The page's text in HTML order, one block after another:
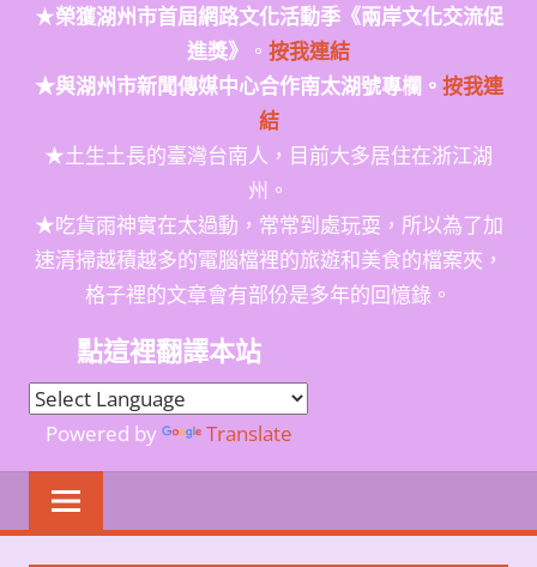
★榮獲湖州市首屆網路文化活動季《兩岸文化交流促
進獎》
。 按我連結
★與湖州市新聞傳媒中心合作南太湖號專欄。 按我連
結
★土生土長的臺灣台南人，目前大多居住在浙江湖
州。
★吃貨雨神實在太過動，常常到處玩耍，所以為了加
速清掃越積越多的電腦檔裡的旅遊和美食的檔案夾，
格子裡的文章會有部份是多年的回憶錄。
點這裡翻譯本站
Powered by Translate